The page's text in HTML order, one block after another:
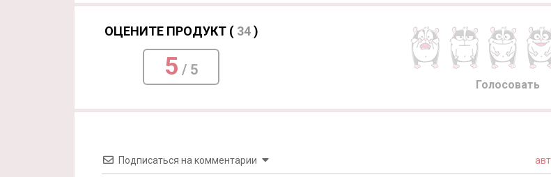
ОЦЕНИТЕ ПРОДУКТ ( 34)
5 / 5
Голосовать
Подписаться на комментарии